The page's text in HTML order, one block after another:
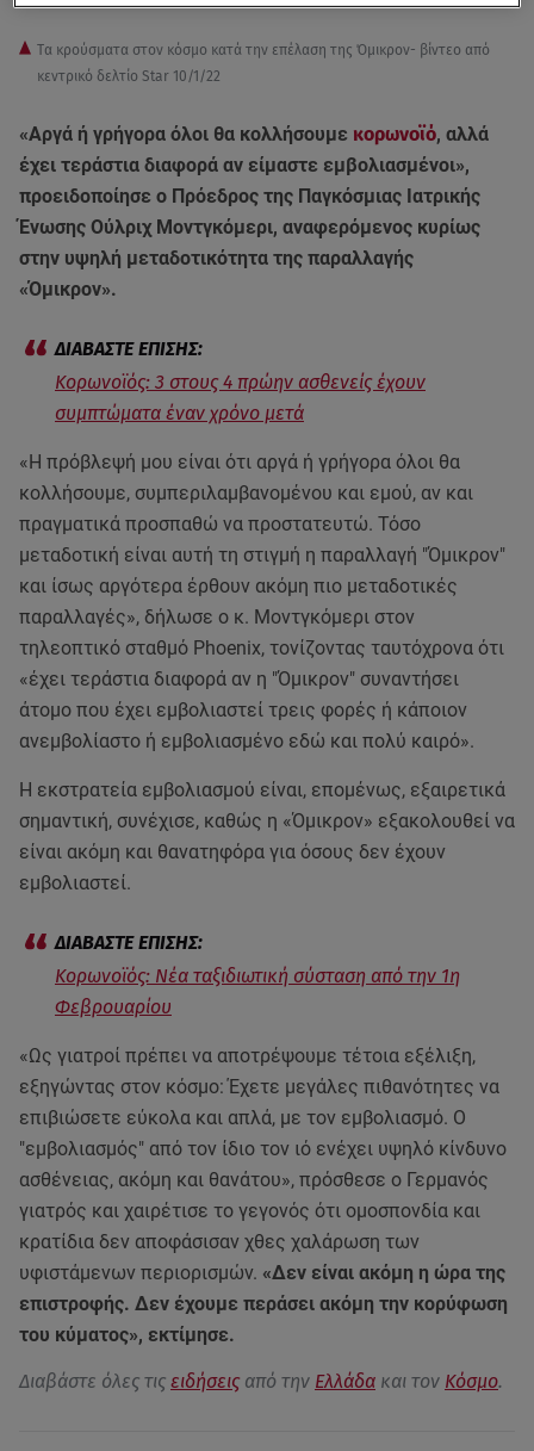
Tα κρούσματα στον κόσμο κατά την επέλαση της Όμικρον- βίντεο από
κεντρικό δελτίο Star 10/1/22
«Αργά ή γρήγορα όλοι θα κολλήσουμε κορωνοϊό, αλλά
έχει τεράστια διαφορά αν είμαστε εμβολιασμένοι»,
προειδοποίησε ο Πρόεδρος της Παγκόσμιας Ιατρικής
Ένωσης Ούλριχ Μοντγκόμερι, αναφερόμενος κυρίως
στην υψηλή μεταδοτικότητα της παραλλαγής
«Όμικρον».
Κορωνοϊός: 3 στους 4 πρώην ασθενείς έχουν
συμπτώματα έναν χρόνο μετά
«Η πρόβλεψή μου είναι ότι αργά ή γρήγορα όλοι θα
κολλήσουμε, συμπεριλαμβανομένου και εμού, αν και
πραγματικά προσπαθώ να προστατευτώ. Τόσο
μεταδοτική είναι αυτή τη στιγμή η παραλλαγή "Όμικρον"
και ίσως αργότερα έρθουν ακόμη πιο μεταδοτικές
παραλλαγές», δήλωσε ο κ. Μοντγκόμερι στον
τηλεοπτικό σταθμό Phoenix, τονίζοντας ταυτόχρονα ότι
«έχει τεράστια διαφορά αν η "Όμικρον" συναντήσει
άτομο που έχει εμβολιαστεί τρεις φορές ή κάποιον
ανεμβολίαστο ή εμβολιασμένο εδώ και πολύ καιρό».
Η εκστρατεία εμβολιασμού είναι, επομένως, εξαιρετικά
σημαντική, συνέχισε, καθώς η «Όμικρον» εξακολουθεί να
είναι ακόμη και θανατηφόρα για όσους δεν έχουν
εμβολιαστεί.
Κορωνοϊός: Νέα ταξιδιωτική σύσταση από την 1η
Φεβρουαρίου
«Ως γιατροί πρέπει να αποτρέψουμε τέτοια εξέλιξη,
εξηγώντας στον κόσμο: Έχετε μεγάλες πιθανότητες να
επιβιώσετε εύκολα και απλά, με τον εμβολιασμό. Ο
"εμβολιασμός" από τον ίδιο τον ιό ενέχει υψηλό κίνδυνο
ασθένειας, ακόμη και θανάτου», πρόσθεσε ο Γερμανός
γιατρός και χαιρέτισε το γεγονός ότι ομοσπονδία και
κρατίδια δεν αποφάσισαν χθες χαλάρωση των
υφιστάμενων περιορισμών. «Δεν είναι ακόμη η ώρα της
επιστροφής. Δεν έχουμε περάσει ακόμη την κορύφωση
του κύματος», εκτίμησε.
Διαβάστε όλες τις ειδήσεις από την Ελλάδα και τον Κόσμο.